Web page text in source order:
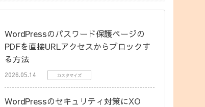
WordPressのパスワード保護ページの
PDFを直接URLアクセスからブロックす
る方法
2026.05.14 カスタマイズ
WordPressのセキュリティ対策にXO